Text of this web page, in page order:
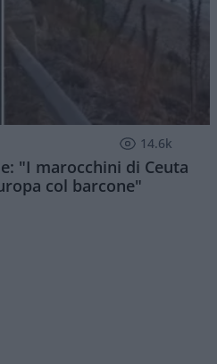
14.6k
"I marocchini di Ceuta
col barcone"